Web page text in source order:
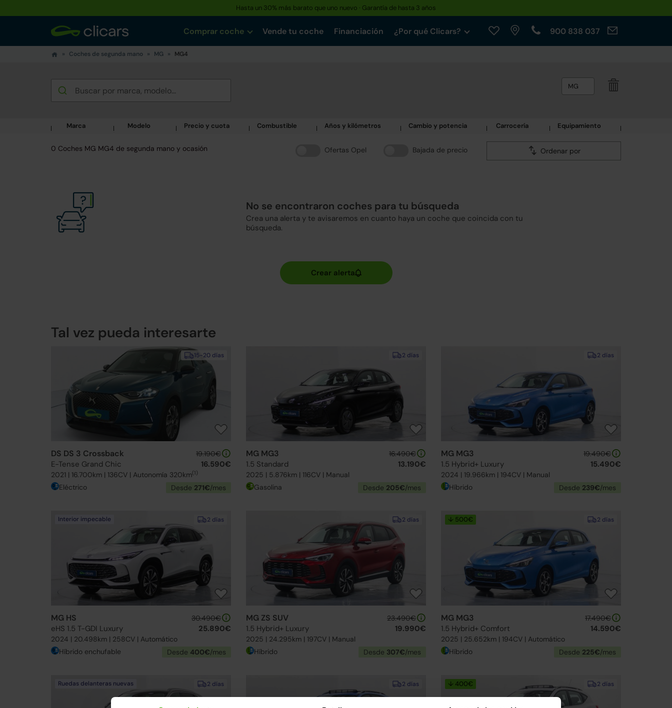
Hasta un 30% más barato que uno nuevo · Garantía de hasta 3 años
Comprar coche Vende tu coche Financiación ¿Por qué Clicars? 900 838 037
Coches de segunda mano MG MG4
MG
Marca Modelo Precio y cuota Combustible Años y kilómetros Cambio y potencia Carrocería Equipamiento
Ofertas Opel Bajada de precio Ordenar por
0 Coches MG MG4 de segunda mano y ocasión
No se encontraron coches para tu búsqueda
Crea una alerta y te avisaremos en cuanto haya un coche que coincida con tu
búsqueda.
Tal vez pueda interesarte
15-20 días
DS DS 3 Crossback
E-Tense Grand Chic
2021 | 16.700km | 136CV | Autonomía 320km(1)
19.190€
16.590€
Eléctrico Desde 271€/mes
2 días
MG MG3
1.5 Standard
2025 | 5.876km | 116CV | Manual
16.490€
13.190€
Gasolina Desde 205€/mes
2 días
MG MG3
1.5 Hybrid+ Luxury
2024 | 19.966km | 194CV | Manual
19.490€
15.490€
Híbrido Desde 239€/mes
2 días
Interior impecable
MG HS
eHS 1.5 T-GDI Luxury
2024 | 20.498km | 258CV | Automático
30.490€
25.890€
Híbrido enchufable Desde 400€/mes
2 días
MG ZS SUV
1.5 Hybrid+ Luxury
2025 | 24.295km | 197CV | Manual
23.490€
19.990€
Híbrido Desde 307€/mes
2 días
↓ 500€
MG MG3
1.5 Hybrid+ Comfort
2025 | 25.652km | 194CV | Automático
17.490€
14.590€
Híbrido Desde 225€/mes
2 días
Ruedas delanteras nuevas 2 días 2 días
↓ 400€